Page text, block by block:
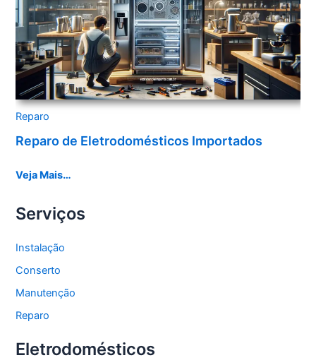
Reparo
Reparo de Eletrodomésticos Importados
Veja Mais…
Serviços
Instalação
Conserto
Manutenção
Reparo
Eletrodomésticos